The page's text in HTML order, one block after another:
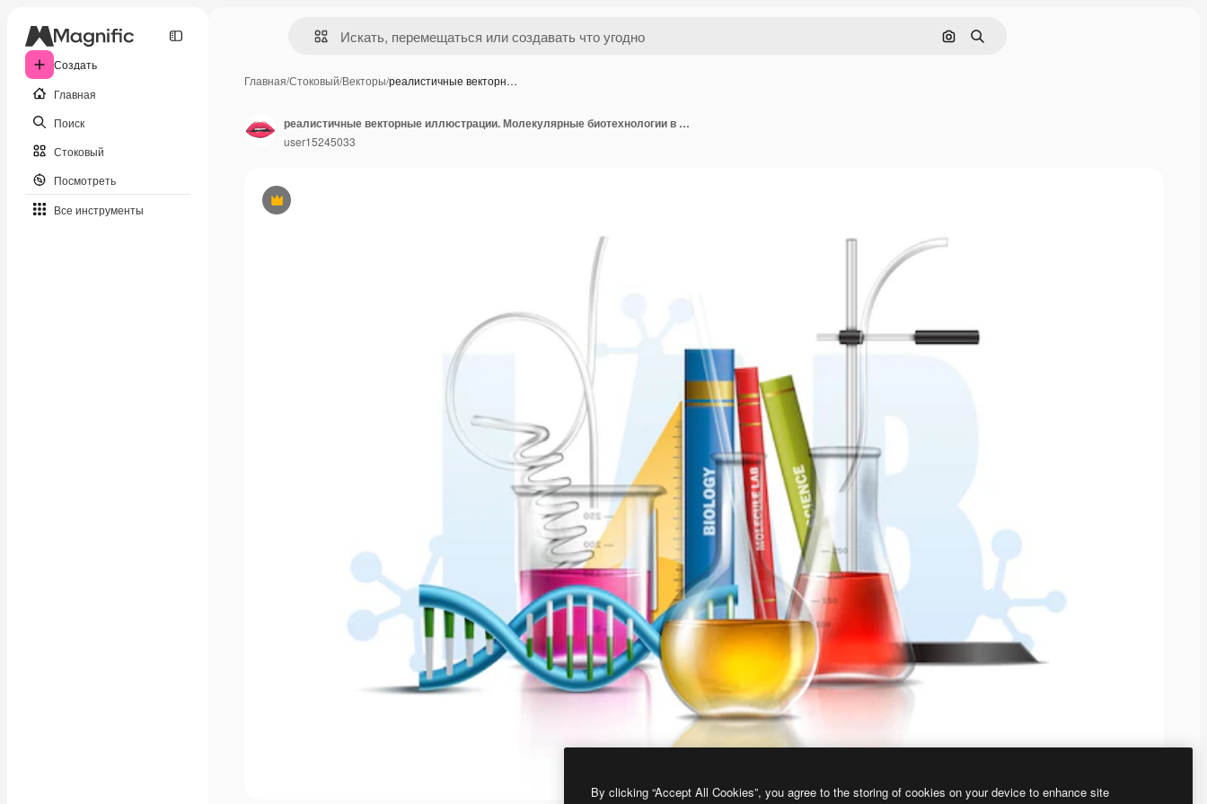
Создать
Главная
Поиск
Стоковый
Посмотреть
Все инструменты
Поиск по изображению
Поиск
Главная/Стоковый/Векторы/реалистичные векторн…
Премиум
реалистичные векторные иллюстрации. Молекулярные биотехнологии в лабораторной посуде, пробирках и стаканах
user15245033
By clicking “Accept All Cookies”, you agree to the storing of cookies on your device to enhance site